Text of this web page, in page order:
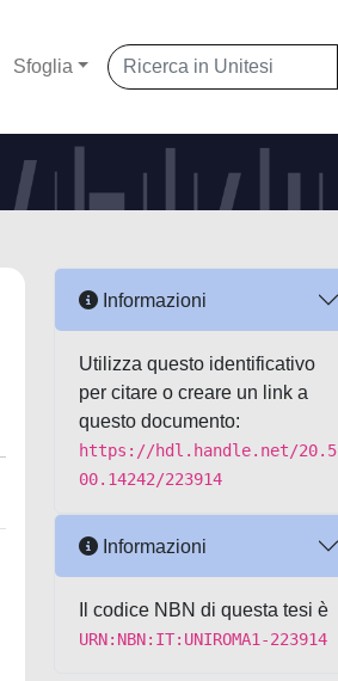
Sfoglia
Informazioni
Utilizza questo identificativo
per citare o creare un link a
questo documento:
https://hdl.handle.net/20.5
00.14242/223914
Informazioni
Il codice NBN di questa tesi è
URN:NBN:IT:UNIROMA1-223914